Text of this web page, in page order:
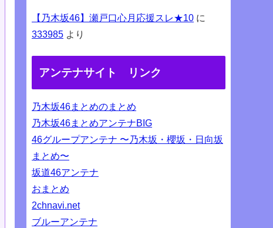
【乃木坂46】瀬戸口心月応援スレ★10 に
333985 より
アンテナサイト リンク
乃木坂46まとめのまとめ
乃木坂46まとめアンテナBIG
46グループアンテナ 〜乃木坂・櫻坂・日向坂
まとめ〜
坂道46アンテナ
おまとめ
2chnavi.net
ブルーアンテナ